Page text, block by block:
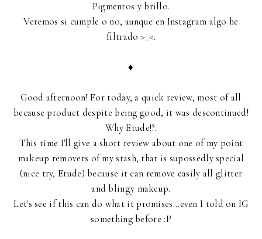
Pigmentos y brillo.
Veremos si cumple o no, aunque en Instagram algo he
filtrado >_<.
♦
Good afternoon! For today, a quick review, most of all
because product despite being good, it was descontinued!
Why Etude!?.
This time I'll give a short review about one of my point
makeup removers of my stash, that is supossedly special
(nice try, Etude) because it can remove easily all glitter
and blingy makeup.
Let's see if this can do what it promises...even I told on IG
something before :P